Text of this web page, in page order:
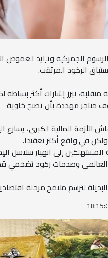
الجمركية وتزايد
الركود المرتقب.
متقلبة، تبرز إشارات أكثر
متاجر مهددة بأن تصبح خاوية
ولكن في واقع أكثر تعقيدا.
إلى انهيار سلاسل
العالمي وصدمات ركود تضخمي
لترسم ملامح مرحلة